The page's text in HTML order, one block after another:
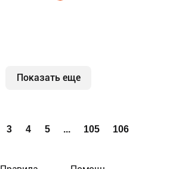
Показать еще
3 4 5 ... 105 106